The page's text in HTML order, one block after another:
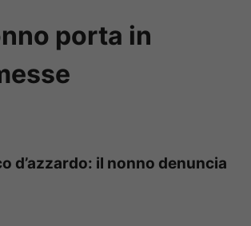
porta in
d’azzardo: il nonno denuncia